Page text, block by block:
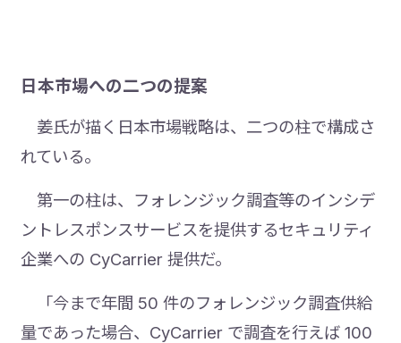
日本市場への二つの提案
姜氏が描く日本市場戦略は、二つの柱で構成さ
れている。
第一の柱は、フォレンジック調査等のインシデ
ントレスポンスサービスを提供するセキュリティ
企業への CyCarrier 提供だ。
「今まで年間 50 件のフォレンジック調査供給
量であった場合、CyCarrier で調査を行えば 100